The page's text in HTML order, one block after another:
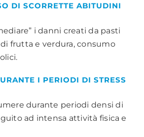
DI SCORRETTE ABITUDINI
i danni creati da pasti
frutta e verdura, consumo
I PERIODI DI STRESS
durante periodi densi di
ad intensa attività fisica e